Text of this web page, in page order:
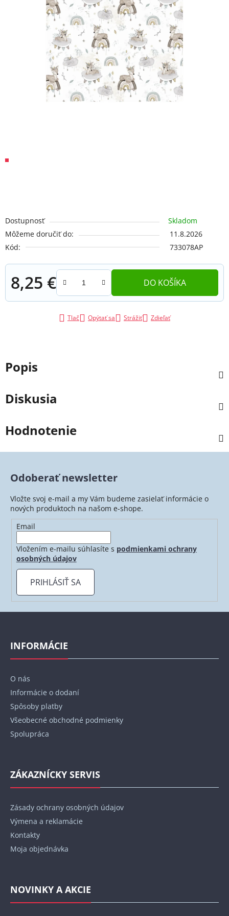
Dostupnosť
Skladom
Môžeme doručiť do:
11.8.2026
Kód:
733078AP
8,25 €
Jednotková cena:
DO KOŠÍKA
Tlač Opýtať sa Strážiť Zdieľať
Popis
Diskusia
Hodnotenie
Odoberať newsletter
Vložte svoj e-mail a my Vám budeme zasielať informácie o
nových produktoch na našom e-shope.
Email
Vložením e-mailu súhlasíte s podmienkami ochrany
osobných údajov
PRIHLÁSIŤ SA
Z
INFORMÁCIE
O nás
Informácie o dodaní
Spôsoby platby
Všeobecné obchodné podmienky
Spolupráca
ZÁKAZNÍCKY SERVIS
Zásady ochrany osobných údajov
Výmena a reklamácie
Kontakty
Moja objednávka
NOVINKY A AKCIE